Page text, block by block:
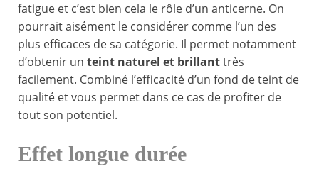
fatigue et c’est bien cela le rôle d’un anticerne. On
pourrait aisément le considérer comme l’un des
plus efficaces de sa catégorie. Il permet notamment
d’obtenir un teint naturel et brillanttrès
facilement. Combiné l’efficacité d’un fond de teint de
qualité et vous permet dans ce cas de profiter de
tout son potentiel.
Effet longue durée